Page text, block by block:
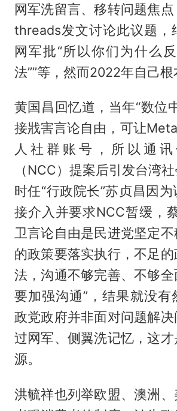
网军洗留言、移转问题焦
threads发文讨论此议题，
网军批“所以你们为什么
法””等，然而2022年自己根
黄国昌回忆道，当年“数位
接戕害言论自由，可让
人社群账号，所以通
（NCC）提案后引发台湾
时任“行政院长”苏贞昌因
接介入并要求NCC暂缓，
卫言论自由是民进党坚定
的政策要落实执行，不足
法，沟通不够完善、不够
要加强沟通”，结果就没有
政党政府并非面对问题解
过网军、侧翼洗记忆，这
源。
洪毓祥也列举欧盟、澳洲、